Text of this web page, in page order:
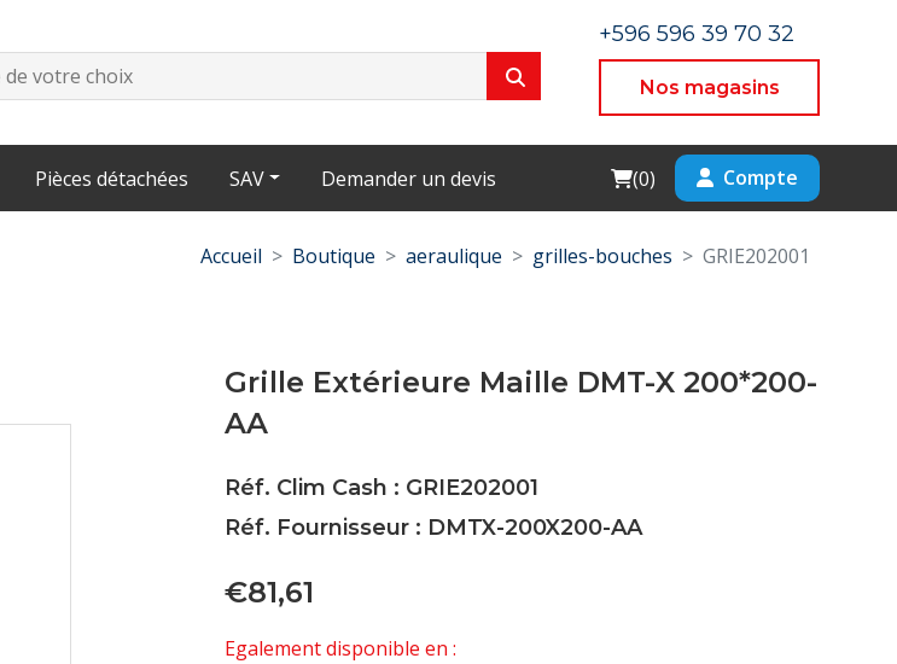
+596 596 39 70 32
Nos magasins
Pièces détachées SAV Demander un devis Cart
(0) Compte
Accueil Boutique aeraulique grilles-bouches GRIE202001
Grille Extérieure Maille DMT-X 200*200-
AA
Réf. Clim Cash : GRIE202001
Réf. Fournisseur : DMTX-200X200-AA
€81,61
Egalement disponible en :